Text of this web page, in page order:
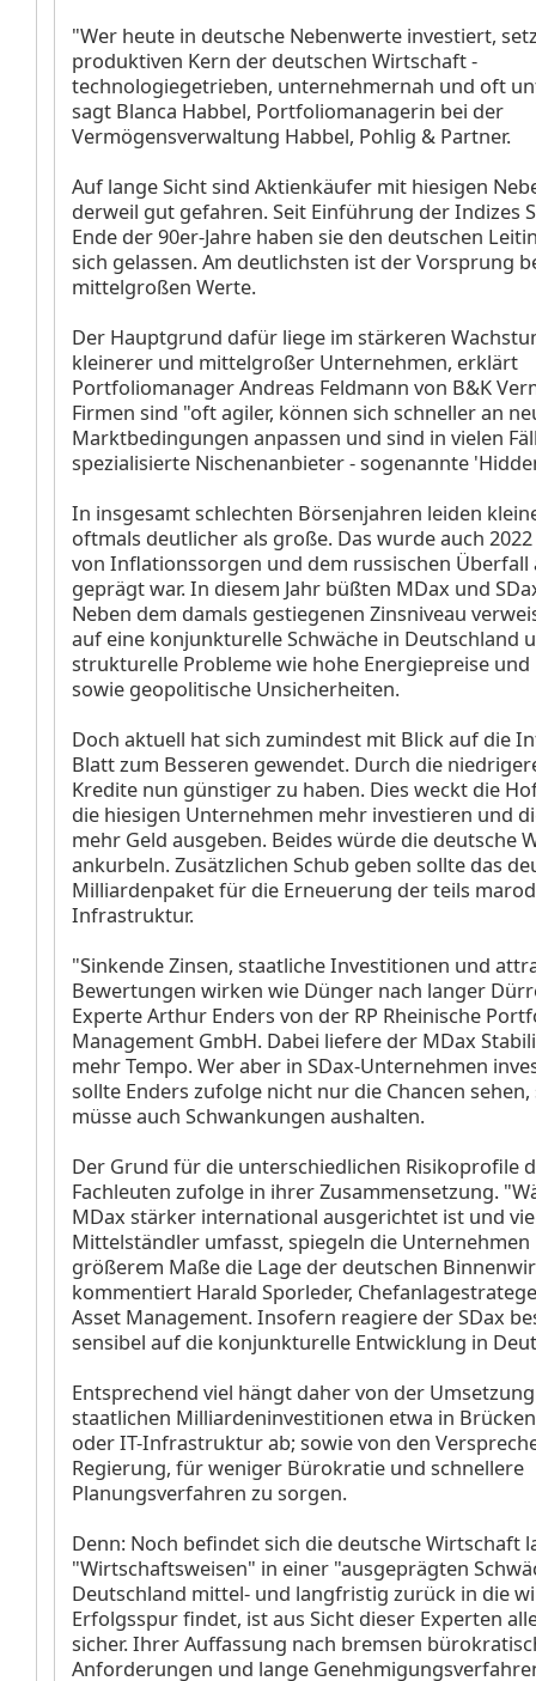
"Wer heute in deutsche Nebenwerte investiert,
produktiven Kern der deutschen Wirtschaft -
technologiegetrieben, unternehmernah und oft
sagt Blanca Habbel, Portfoliomanagerin bei der
Vermögensverwaltung Habbel, Pohlig & Partner.
Auf lange Sicht sind Aktienkäufer mit hiesigen
derweil gut gefahren. Seit Einführung der Indizes
Ende der 90er-Jahre haben sie den deutschen
sich gelassen. Am deutlichsten ist der Vorsprung
mittelgroßen Werte.
Der Hauptgrund dafür liege im stärkeren
kleinerer und mittelgroßer Unternehmen, erklärt
Portfoliomanager Andreas Feldmann von B&K
Firmen sind "oft agiler, können sich schneller an
Marktbedingungen anpassen und sind in vielen
spezialisierte Nischenanbieter - sogenannte
In insgesamt schlechten Börsenjahren leiden
oftmals deutlicher als große. Das wurde auch
von Inflationssorgen und dem russischen Überfall
geprägt war. In diesem Jahr büßten MDax und
Neben dem damals gestiegenen Zinsniveau
auf eine konjunkturelle Schwäche in Deutschland
strukturelle Probleme wie hohe Energiepreise
sowie geopolitische Unsicherheiten.
Doch aktuell hat sich zumindest mit Blick auf die
Blatt zum Besseren gewendet. Durch die
Kredite nun günstiger zu haben. Dies weckt die
die hiesigen Unternehmen mehr investieren und
mehr Geld ausgeben. Beides würde die deutsche
ankurbeln. Zusätzlichen Schub geben sollte das
Milliardenpaket für die Erneuerung der teils
Infrastruktur.
"Sinkende Zinsen, staatliche Investitionen und
Bewertungen wirken wie Dünger nach langer
Experte Arthur Enders von der RP Rheinische
Management GmbH. Dabei liefere der MDax
mehr Tempo. Wer aber in SDax-Unternehmen
sollte Enders zufolge nicht nur die Chancen
müsse auch Schwankungen aushalten.
Der Grund für die unterschiedlichen Risikoprofile
Fachleuten zufolge in ihrer Zusammensetzung.
MDax stärker international ausgerichtet ist und
Mittelständler umfasst, spiegeln die Unternehmen
größerem Maße die Lage der deutschen
kommentiert Harald Sporleder,
Asset Management. Insofern reagiere der SDax
sensibel auf die konjunkturelle Entwicklung in
Entsprechend viel hängt daher von der
staatlichen Milliardeninvestitionen etwa in
oder IT-Infrastruktur ab; sowie von den
Regierung, für weniger Bürokratie und schnellere
Planungsverfahren zu sorgen.
Denn: Noch befindet sich die deutsche Wirtschaft
"Wirtschaftsweisen" in einer "ausgeprägten
Deutschland mittel- und langfristig zurück in die
Erfolgsspur findet, ist aus Sicht dieser Experten
sicher. Ihrer Auffassung nach bremsen
Anforderungen und lange